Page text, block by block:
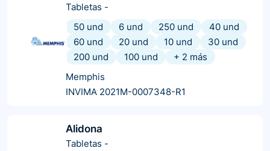
Tabletas -
50 und
6 und 250 und
40 und
60 und
20 und 10 und
30 und
200 und
100 und + 2 más
Memphis
INVIMA 2021M-0007348-R1
Alidona
Tabletas -